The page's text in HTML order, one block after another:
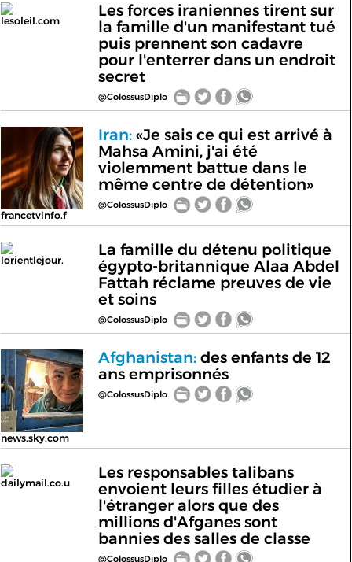
lesoleil.com
Les forces iraniennes tirent sur
la famille d'un manifestant tué
puis prennent son cadavre
pour l'enterrer dans un endroit
secret
@ColossusDiplo
francetvinfo.f
Iran:«Je sais ce qui est arrivé à
Mahsa Amini, j'ai été
violemment battue dans le
même centre de détention»
@ColossusDiplo
lorientlejour.
La famille du détenu politique
égypto-britannique Alaa Abdel
Fattah réclame preuves de vie
et soins
@ColossusDiplo
news.sky.com
Afghanistan:des enfants de 12
ans emprisonnés
@ColossusDiplo
dailymail.co.u
Les responsables talibans
envoient leurs filles étudier à
l'étranger alors que des
millions d'Afganes sont
bannies des salles de classe
@ColossusDiplo